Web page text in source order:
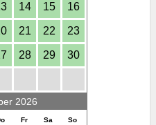
14 15 16
21 22 23
28 29 30
2026
Fr Sa So